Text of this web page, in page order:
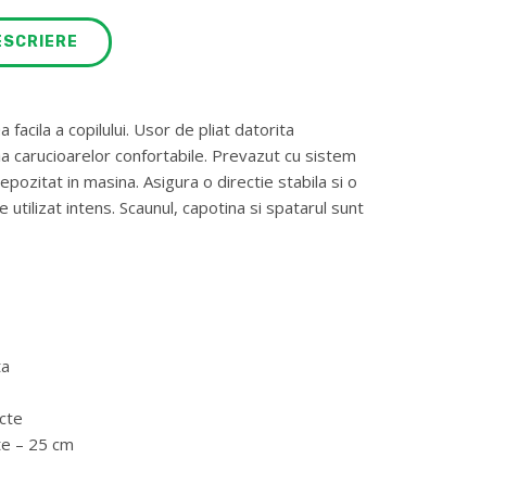
facila a copilului. Usor de pliat datorita
carucioarelor confortabile. Prevazut cu sistem
in masina. Asigura o directie stabila si o
intens. Scaunul, capotina si spatarul sunt
– 25 cm